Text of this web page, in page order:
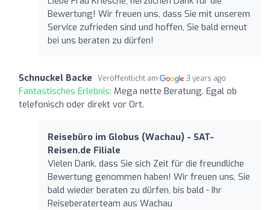
Bewertung! Wir freuen uns, dass Sie mit unserem
Service zufrieden sind und hoffen, Sie bald erneut
bei uns beraten zu dürfen!
Schnuckel Backe Veröffentlicht am 3 years ago
Fantastisches Erlebnis: Mega nette Beratung. Egal ob
telefonisch oder direkt vor Ort.
Reisebüro im Globus (Wachau) - SAT-
Reisen.de Filiale
Vielen Dank, dass Sie sich Zeit für die freundliche
Bewertung genommen haben! Wir freuen uns, Sie
bald wieder beraten zu dürfen, bis bald - Ihr
Reiseberaterteam aus Wachau